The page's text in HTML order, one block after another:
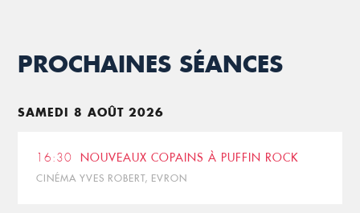
PROCHAINES SÉANCES
SAMEDI 8 AOÛT 2026
16:30 NOUVEAUX COPAINS À PUFFIN ROCK
CINÉMA YVES ROBERT, EVRON